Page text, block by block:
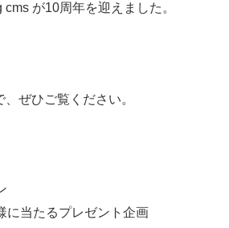
が10周年を迎えました。
ぜひご覧ください。
に当たるプレゼント企画